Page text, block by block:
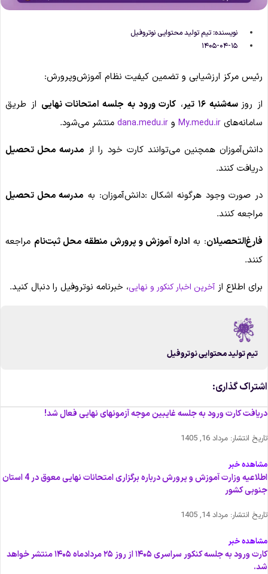
نویسنده:تیم تولید محتوایی نوتروفیل
۱۴۰۵-۰۴-۱۵
رئیس مرکز ارزشیابی و تضمین کیفیت نظام آموزش‌وپرورش:
از روزسه‌شنبه ۱۶ تیر ، کارت ورود به جلسه امتحانات نهاییاز طریق
سامانه‌های My.medu.irو dana.medu.irمنتشر می‌شود.
دانش‌آموزان همچنین می‌توانند کارت خود را از مدرسه محل تحصیل
دریافت کنند.
در صورت وجود هرگونه اشکال :دانش‌آموزان: به مدرسه محل تحصیل
مراجعه کنند.
فارغ‌التحصیلان: به اداره آموزش‌ و پرورش منطقه محل ثبت‌ناممراجعه
کنند.
برای اطلاع از آخرین اخبار کنکور و نهایی، خبرنامه نوتروفیل را دنبال کنید.
تیم تولید محتوایی نوتروفیل
گذاری:
کارت ورود به جلسه غایبین موجه آزمونهای نهایی فعال شد!
انتشار: مرداد 16, 1405
خبر
اطلاعیه وزارت آموزش و پرورش درباره برگزاری امتحانات نهایی معوق در 4 استان
کشور
انتشار: مرداد 14, 1405
خبر
کارت ورود به جلسه کنکور سراسری ۱۴۰۵ از روز ۲۵ مردادماه ۱۴۰۵ منتشر خواهد